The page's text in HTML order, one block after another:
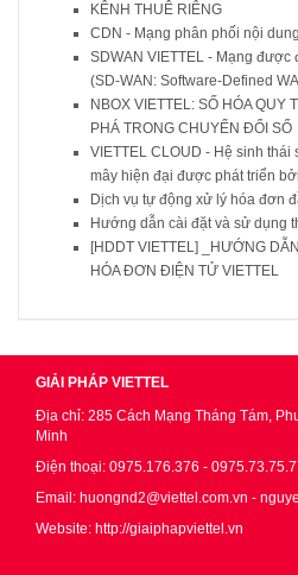
KÊNH THUÊ RIÊNG
CDN - Mạng phân phối nội dung
SDWAN VIETTEL - Mạng
(SD-WAN: Software-Defined
NBOX VIETTEL: SỐ HÓA
PHÁ TRONG CHUYỂN ĐỔI SỐ
VIETTEL CLOUD - Hệ sinh
mây hiện đại được phát triển
Dịch vụ tự động xử lý hóa đơn
Hướng dẫn cài đặt và sử dụng
[HDDT VIETTEL] _HƯỚNG
HÓA ĐƠN ĐIỆN TỬ VIETTEL
GIẢI PHÁP VIETTEL
Địa chỉ: 285 Cách Mạng Tháng Tám,
Minh
Điện thoại: 0975.176.376 -
Email: huongnd2@viettel.com.vn -
Website: http://giaiphapviettel.vn